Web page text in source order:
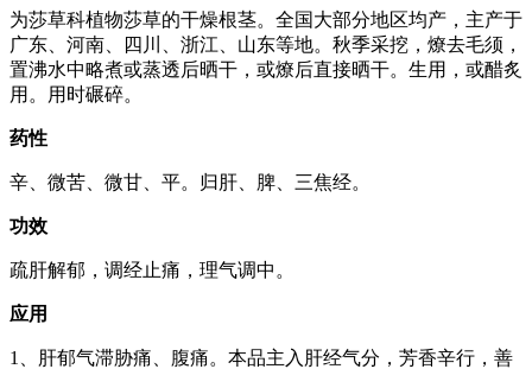
为莎草科植物莎草的干燥根茎。全国大部分地区均产，主产于
广东、河南、四川、浙江、山东等地。秋季采挖，燎去毛须，
置沸水中略煮或蒸透后晒干，或燎后直接晒干。生用，或醋炙
用。用时碾碎。
药性
辛、微苦、微甘、平。归肝、脾、三焦经。
功效
疏肝解郁，调经止痛，理气调中。
应用
1、肝郁气滞胁痛、腹痛。本品主入肝经气分，芳香辛行，善